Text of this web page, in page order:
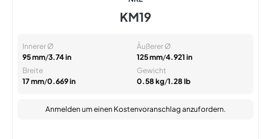
KM19
Innerer Ø
95 mm/3.74 in
Äußerer Ø
125 mm/4.921 in
Breite
17 mm/0.669 in
Gewicht
0.58 kg/1.28 lb
Anmelden um einen Kostenvoranschlag anzufordern.